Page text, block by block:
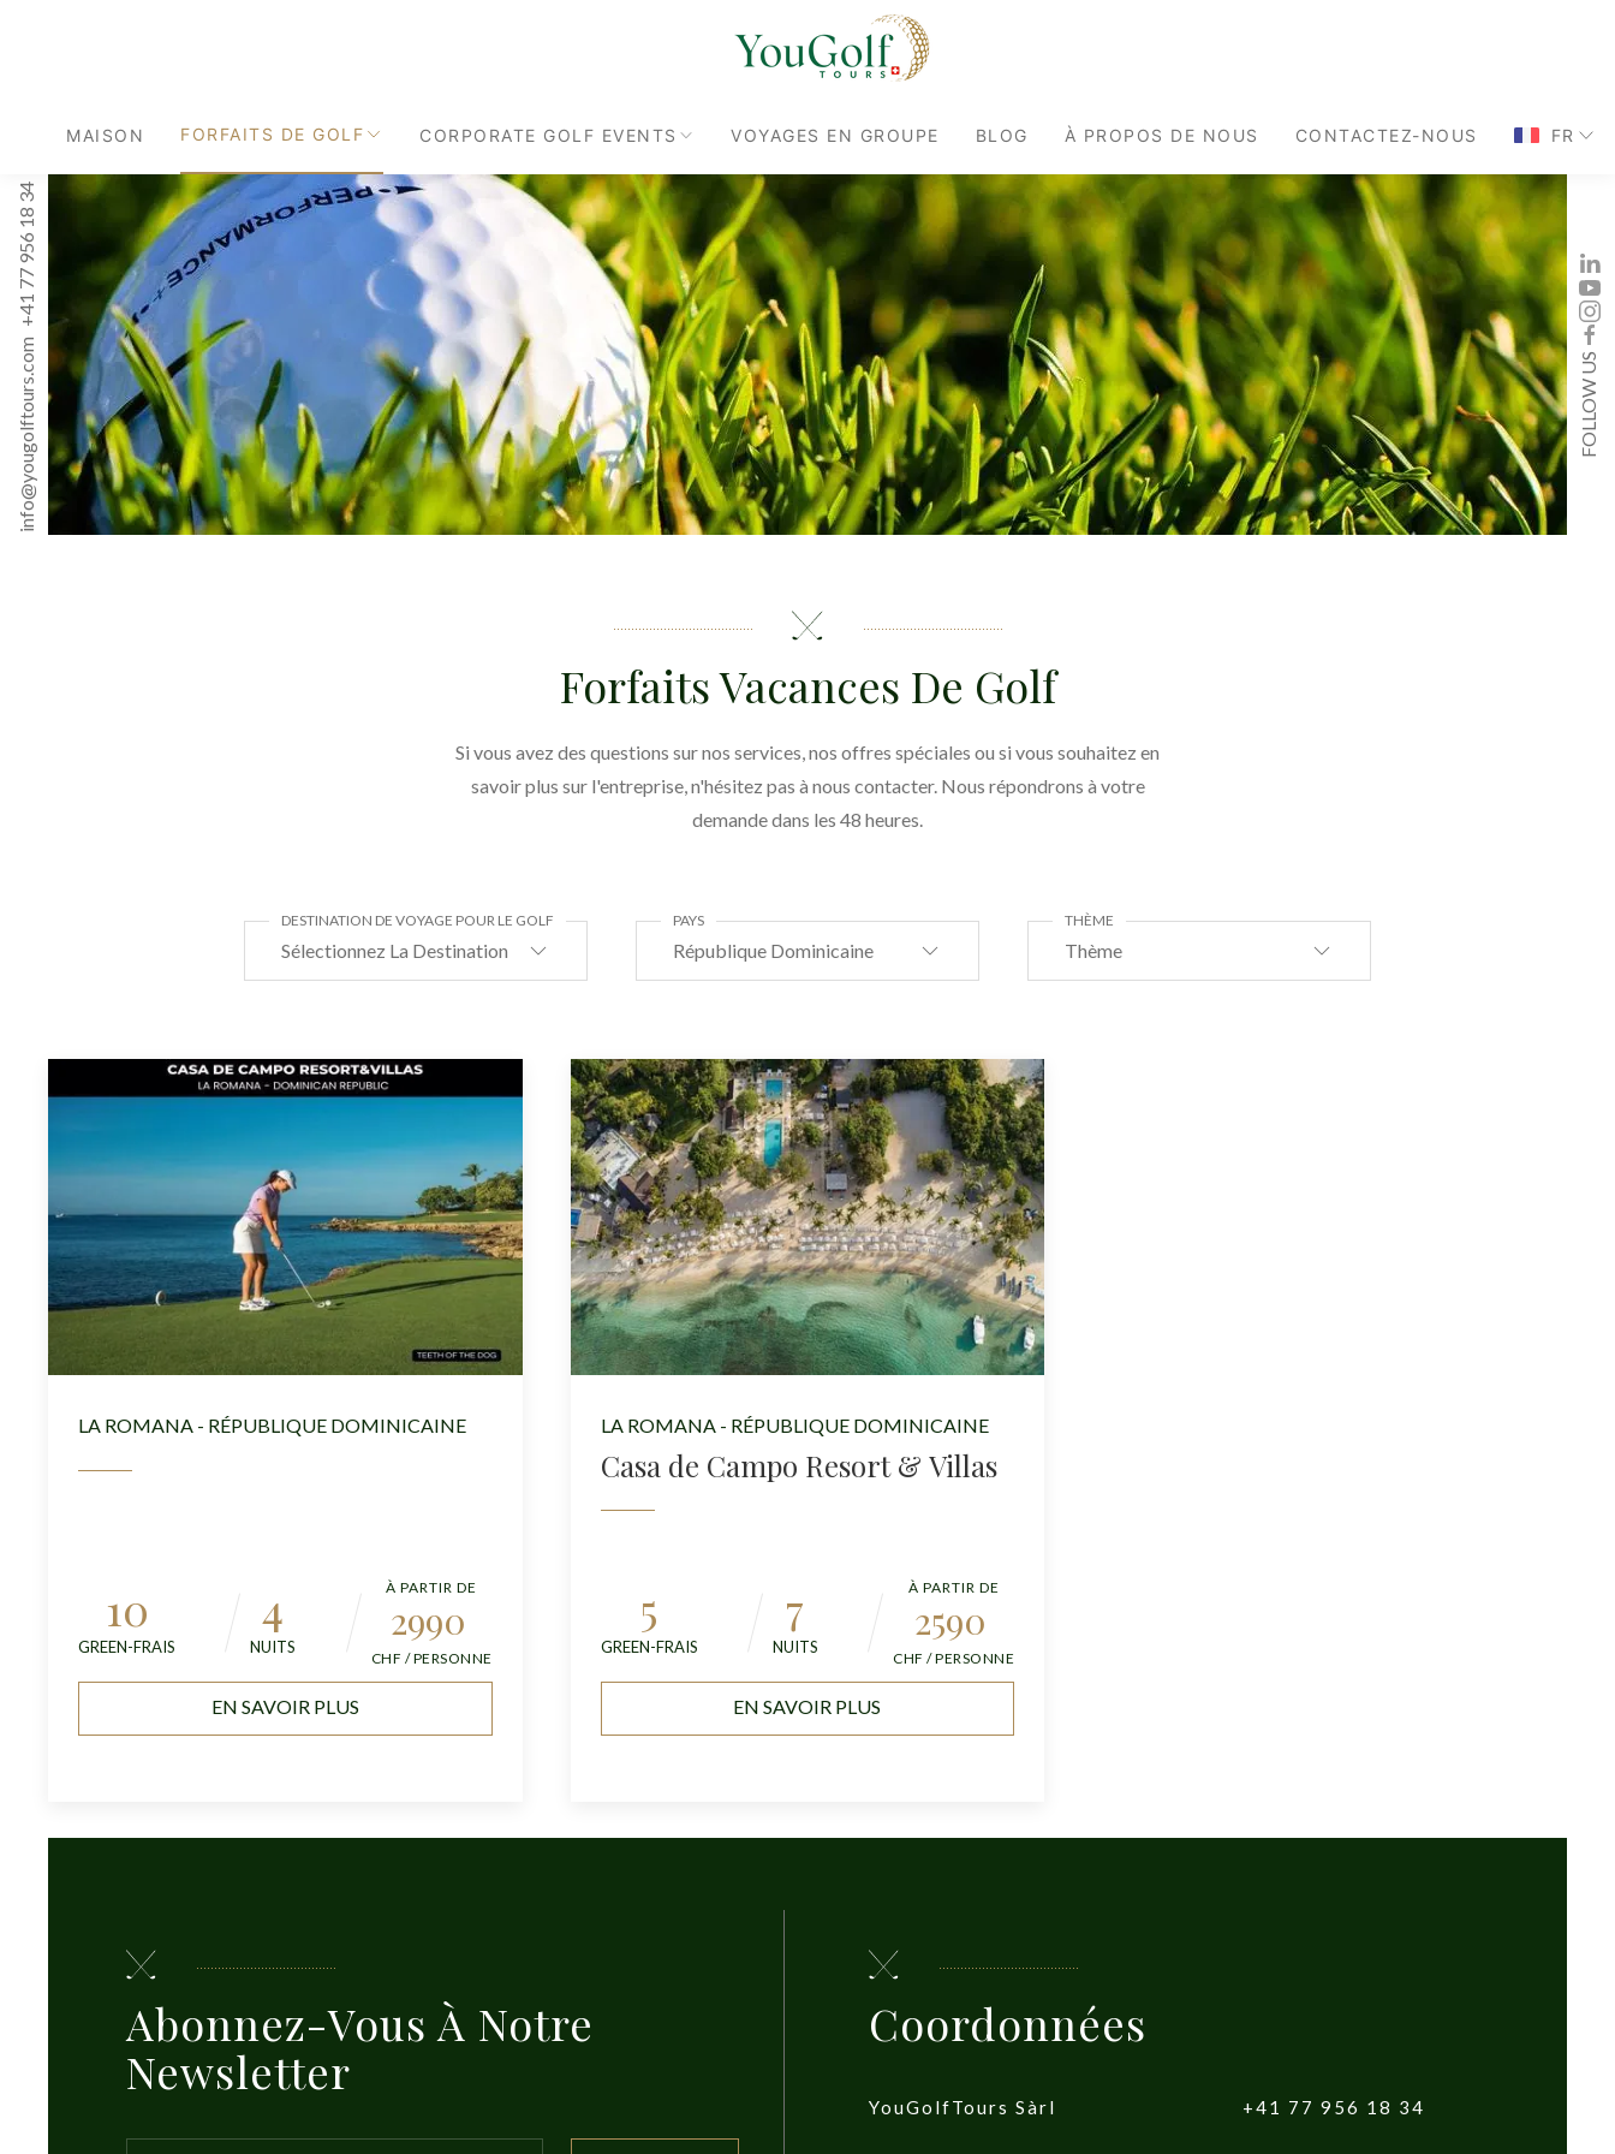
MAISON FORFAITS DE GOLF CORPORATE GOLF EVENTS VOYAGES EN GROUPE BLOG À PROPOS DE NOUS CONTACTEZ-NOUS FR
info@yougolftours.com
+41 77 956 18 34
FOLLOW US
Forfaits Vacances De Golf
Si vous avez des questions sur nos services, nos offres spéciales ou si vous souhaitez en
savoir plus sur l'entreprise, n'hésitez pas à nous contacter. Nous répondrons à votre
demande dans les 48 heures.
Sélectionnez La Destination
DESTINATION DE VOYAGE POUR LE GOLF
République Dominicaine
PAYS
Thème
THÈME
LA ROMANA - RÉPUBLIQUE DOMINICAINE
10
GREEN-FRAIS
4
NUITS
À PARTIR DE
2990
CHF / PERSONNE
EN SAVOIR PLUS
LA ROMANA - RÉPUBLIQUE DOMINICAINE
Casa de Campo Resort & Villas
5
GREEN-FRAIS
7
NUITS
À PARTIR DE
2590
CHF / PERSONNE
EN SAVOIR PLUS
Abonnez-Vous À Notre
Newsletter
Coordonnées
YouGolfTours Sàrl +41 77 956 18 34